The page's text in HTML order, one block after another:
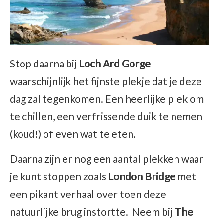
Stop daarna bij Loch Ard Gorge
waarschijnlijk het fijnste plekje dat je deze
dag zal tegenkomen. Een heerlijke plek om
te chillen, een verfrissende duik te nemen
(koud!) of even wat te eten.
Daarna zijn er nog een aantal plekken waar
je kunt stoppen zoals London Bridge met
een pikant verhaal over toen deze
natuurlijke brug instortte. Neem bij The